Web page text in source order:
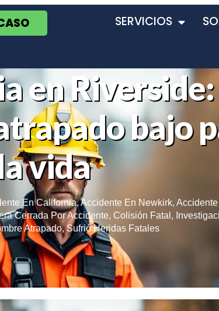
SERVICIOS
en
bajo
vida
En California,Accidente En Newkirk,
Cerrada Por Accidente, Colisión Fatal ,
Atrapado,Sufrió Heridas Fatales